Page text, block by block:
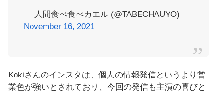
— 人間食べ食べカエル (@TABECHAUYO)
November 16, 2021
Kokiさんのインスタは、個人の情報発信というより営
業色が強いとされており、今回の発信も主演の喜びと